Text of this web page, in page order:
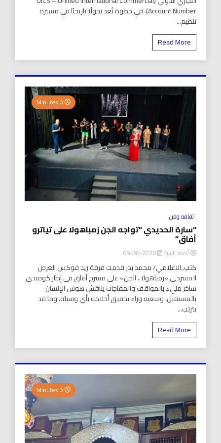
Account Number). في خطوة تُعد تحولًا تاريخيًا في مسيرة
تنظيم...
Read More
ثقافه وفن
“سارة الحديدي “تواجه الجن زمباهولا على تياترو
أفاق”
أحمد السيد 2026-08-09
كتب..الاعلامي/ محمد بدر قدمت فرقة ريد فوكس العرض
المسرحي «زمباهولا.. الجن» على مسرح آفاق في إطار كوميدي
ساخر مليء بالمواقف والمفاجآت يناقش هوس الإنسان
بالمستقبل، وسعيه وراء تحقيق أحلامه بأي وسيلة، وما قد
يترتب...
Read More